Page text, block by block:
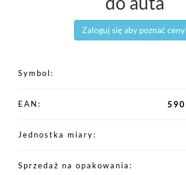
Zaloguj się aby poznać ceny!
Symbol
EAN
Jednostka miary
Sprzedaż na opakowania